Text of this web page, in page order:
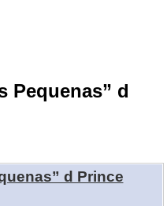
Pequenas” d
d Prince